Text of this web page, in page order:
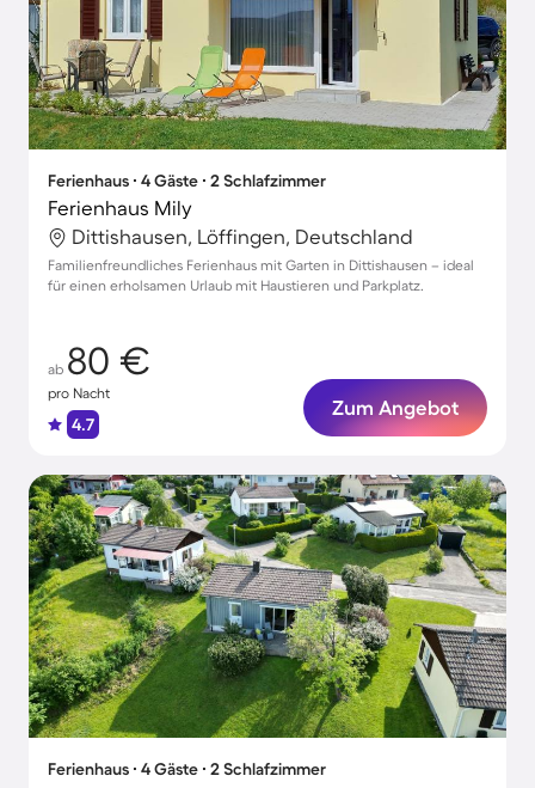
Ferienhaus ∙ 4 Gäste ∙ 2 Schlafzimmer
Ferienhaus Mily
Dittishausen, Löffingen, Deutschland
Familienfreundliches Ferienhaus mit Garten in Dittishausen – ideal
für einen erholsamen Urlaub mit Haustieren und Parkplatz.
ab 80 €
pro Nacht
4.7
Zum Angebot
Ferienhaus ∙ 4 Gäste ∙ 2 Schlafzimmer